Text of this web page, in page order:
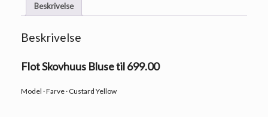
Beskrivelse
Beskrivelse
Flot Skovhuus Bluse til 699.00
Model · Farve · Custard Yellow